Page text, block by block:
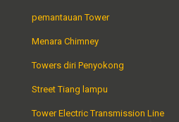
pemantauan Tower
Menara Chimney
Towers diri Penyokong
Street Tiang lampu
Tower Electric Transmission Line